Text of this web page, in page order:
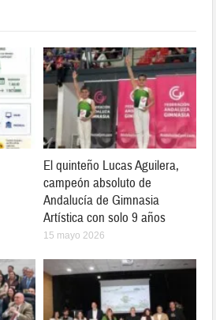
El quinteño Lucas Aguilera,
campeón absoluto de
Andalucía de Gimnasia
Artística con solo 9 años
15 mayo 2026